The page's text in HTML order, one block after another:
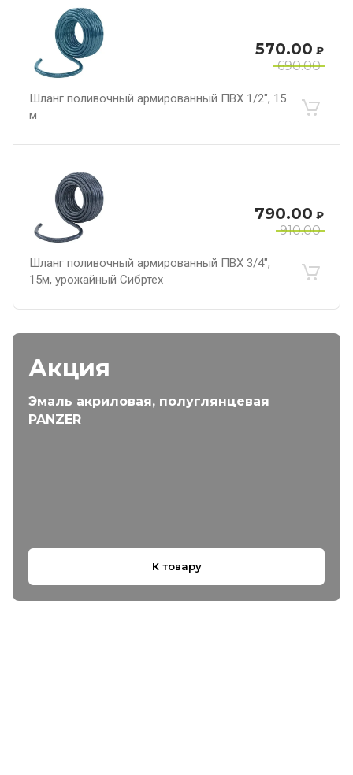
690.00
570.00 ₽
Шланг поливочный армированный ПВХ 1/2", 15
м
910.00
790.00 ₽
Шланг поливочный армированный ПВХ 3/4",
15м, урожайный Сибртех
Акция
Эмаль акриловая, полуглянцевая
PANZER
К товару